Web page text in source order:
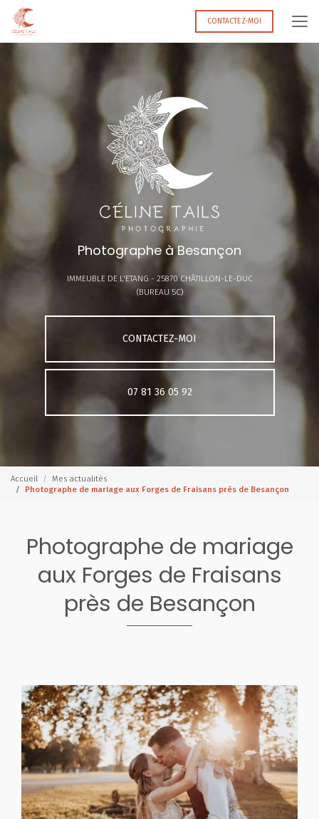
Aller
contenu
CONTACTEZ-MOI
Photographe à Besançon
IMMEUBLE DE L'ETANG - 25870 CHÂTILLON-LE-DUC
(BUREAU 5C)
CONTACTEZ-MOI
07 81 36 05 92
Accueil
Mes actualités
Photographe de mariage aux Forges de Fraisans près de Besançon
Photographe de mariage
aux Forges de Fraisans
près de Besançon